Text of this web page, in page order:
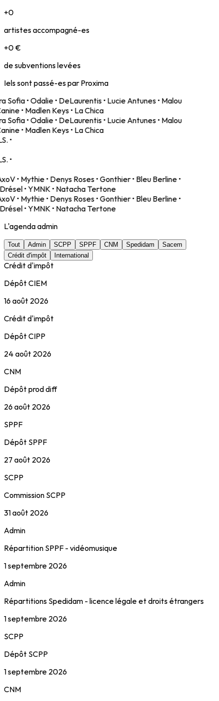
+0
artistes accompagné-es
+0€
de subventions levées
Iels sont passé-es par Proxima
Sofia • Odalie • DeLaurentis • Lucie Antunes • Malou
• Madlen Keys • La Chica
Sofia • Odalie • DeLaurentis • Lucie Antunes • Malou
• Madlen Keys • La Chica
•
•
• Mythie • Denys Roses • Gonthier • Bleu Berline •
• YMNK • Natacha Tertone
• Mythie • Denys Roses • Gonthier • Bleu Berline •
• YMNK • Natacha Tertone
L'agenda admin
Tout Admin SCPP SPPF CNM Spedidam
Sacem
Crédit d'impôt
International
Crédit d'impôt
Dépôt CIEM
16 août 2026
Crédit d'impôt
Dépôt CIPP
24 août 2026
CNM
Dépôt prod diff
26 août 2026
SPPF
Dépôt SPPF
27 août 2026
SCPP
Commission SCPP
31 août 2026
Admin
Répartition SPPF - vidéomusique
1 septembre 2026
Admin
Répartitions Spedidam - licence légale et droits étrangers
1 septembre 2026
SCPP
Dépôt SCPP
1 septembre 2026
CNM